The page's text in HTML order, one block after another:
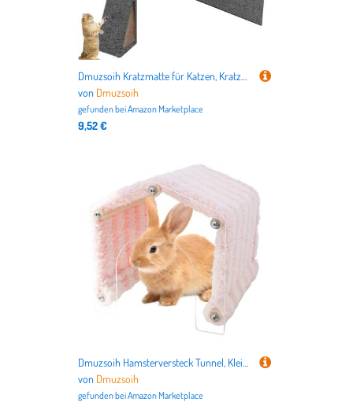
Dmuzsoih Kratzmatte für Katzen, Kratzunterlage für Katzen,Katzen-Kratzunterlage-Teppich | Katzenkratzpad, Kratzmatte, Bodenkatzenkratzpads für kleine, mittelgroße Katzen und Haustiere
von Dmuzsoih
gefunden beiAmazon Marketplace
9,52 €
Dmuzsoih Hamsterversteck Tunnel, Kleintierversteck mit Acryltür | Plüsch Platzsparender Lebensraum Dekoration, Igel Chinchilla Haus zum Spielen, Schlafen, Ausruhen
von Dmuzsoih
gefunden beiAmazon Marketplace